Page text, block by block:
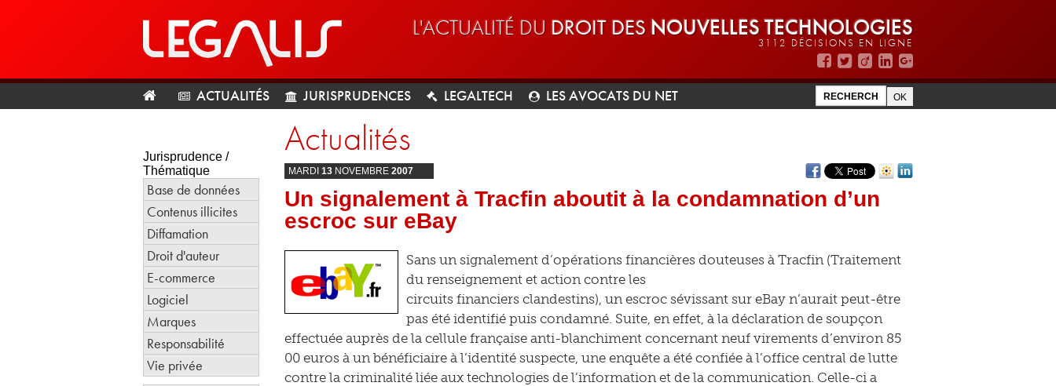
L'ACTUALITÉ DU DROIT DES NOUVELLES TECHNOLOGIES
3112 DÉCISIONS EN LIGNE
ACTUALITÉS JURISPRUDENCES LEGALTECH LES AVOCATS DU NET
Jurisprudence /
Thématique
Base de données
Contenus illicites
Diffamation
Droit d'auteur
E-commerce
Logiciel
Marques
Responsabilité
Vie privée
Actualités
MARDI 13 NOVEMBRE 2007
Un signalement à Tracfin aboutit à la condamnation d’un
escroc sur eBay
Sans un signalement d’opérations financières douteuses à Tracfin (Traitement
du renseignement et action contre les
circuits financiers clandestins), un escroc sévissant sur eBay n’aurait peut-être
pas été identifié puis condamné. Suite, en effet, à la déclaration de soupçon
effectuée auprès de la cellule française anti-blanchiment concernant neuf virements d’environ 85
00 euros à un bénéficiaire à l’identité suspecte, une enquête a été confiée à l’office central de lutte
contre la criminalité liée aux technologies de l’information et de la communication. Celle-ci a